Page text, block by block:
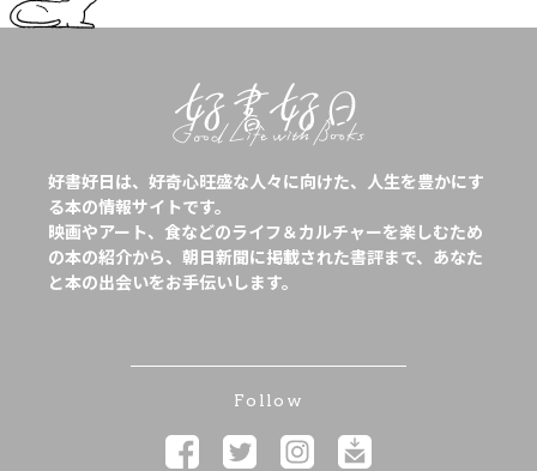
好書好日は、好奇心旺盛な人々に向けた、人生を豊かにす
る本の情報サイトです。
映画やアート、食などのライフ＆カルチャーを楽しむため
の本の紹介から、朝日新聞に掲載された書評まで、あなた
と本の出会いをお手伝いします。
Follow